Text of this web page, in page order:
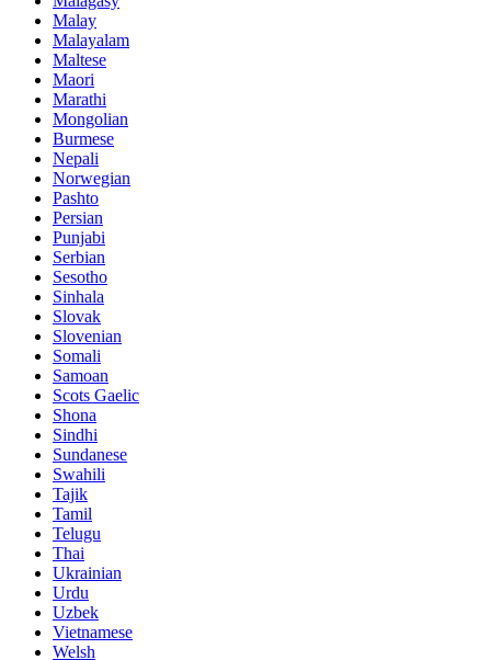
Malay
Malayalam
Maltese
Maori
Marathi
Mongolian
Burmese
Nepali
Norwegian
Pashto
Persian
Punjabi
Serbian
Sesotho
Sinhala
Slovak
Slovenian
Somali
Samoan
Scots Gaelic
Shona
Sindhi
Sundanese
Swahili
Tajik
Tamil
Telugu
Thai
Ukrainian
Urdu
Uzbek
Vietnamese
Welsh